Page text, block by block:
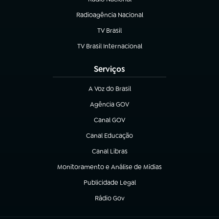
Radioagência Nacional
(abre em nova aba)
TV Brasil
(abre em nova aba)
TV Brasil Internacional
(abre em nova aba)
Serviços
A Voz do Brasil
(abre em nova aba)
Agência GOV
(abre em nova aba)
Canal GOV
(abre em nova aba)
Canal Educação
(abre em nova aba)
Canal Libras
(abre em nova aba)
Monitoramento e Análise de Mídias
(abre em nova aba)
Publicidade Legal
(abre em nova aba)
Rádio Gov
(abre em nova aba)